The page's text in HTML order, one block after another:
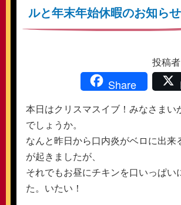
ルと年末年始休暇のお知らせ
投稿
Share
本日はクリスマスイブ！みなさまい
でしょうか。
なんと昨日から口内炎がベロに出来
が起きましたが、
それでもお昼にチキンを口いっぱい
た。いたい！